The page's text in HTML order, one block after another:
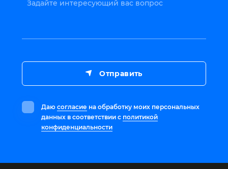
Задайте интересующий вас вопрос
Даю согласие на обработку моих персональных
данных в соответствии с политикой
конфиденциальности
Отправить